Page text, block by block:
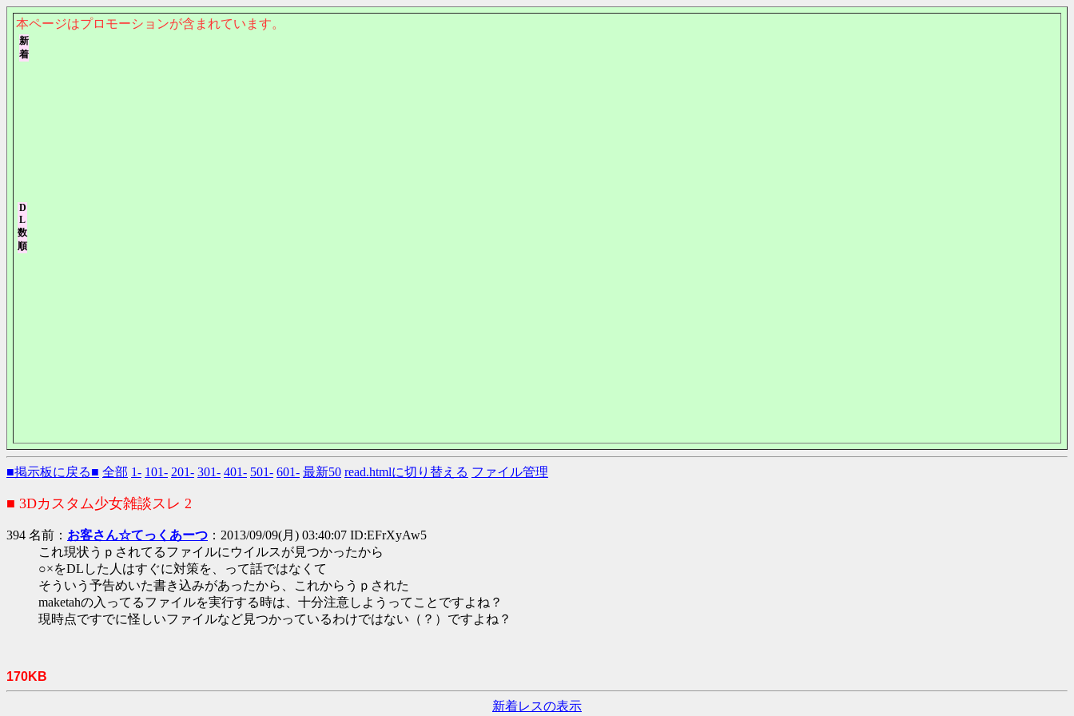
本ページはプロモーションが含まれています。
■掲示板に戻る■ 全部 1- 101- 201- 301- 401- 501- 601- 最新50 read.htmlに切り替える ファイル管理
■ 3Dカスタム少女雑談スレ 2
394 名前： お客さん☆てっくあーつ ：2013/09/09(月) 03:40:07 ID:EFrXyAw5
これ現状うｐされてるファイルにウイルスが見つかったから
○×をDLした人はすぐに対策を、って話ではなくて
そういう予告めいた書き込みがあったから、これからうｐされた
maketahの入ってるファイルを実行する時は、十分注意しようってことですよね？
現時点ですでに怪しいファイルなど見つかっているわけではない（？）ですよね？
170KB
新着レスの表示